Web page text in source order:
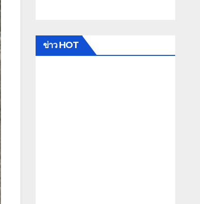
ข่าว HOT